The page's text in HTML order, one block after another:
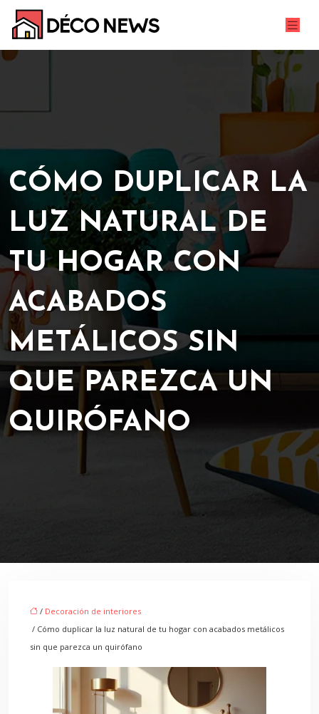
CÓMO DUPLICAR LA
LUZ NATURAL DE
TU HOGAR CON
ACABADOS
METÁLICOS SIN
QUE PAREZCA UN
QUIRÓFANO
/ Decoración de interiores
/ Cómo duplicar la luz natural de tu hogar con acabados metálicos
sin que parezca un quirófano